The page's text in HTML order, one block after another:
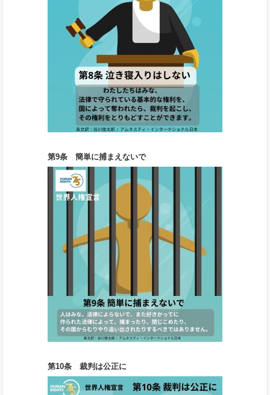
第9条 簡単に捕まえないで
第10条 裁判は公正に